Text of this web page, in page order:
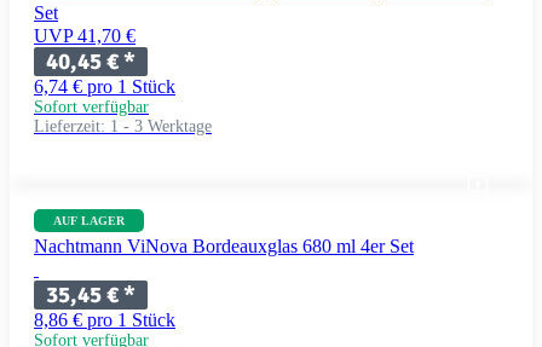
Set
UVP 41,70 €
40,45 €*
6,74 € pro 1 Stück
Sofort verfügbar
Lieferzeit: 1 - 3 Werktage
AUF LAGER
Nachtmann ViNova Bordeauxglas 680 ml 4er Set
35,45 €*
8,86 € pro 1 Stück
Sofort verfügbar